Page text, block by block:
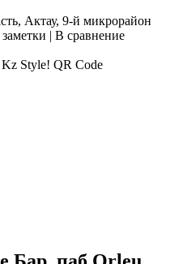
Актау, 9-й микрорайон
| В сравнение